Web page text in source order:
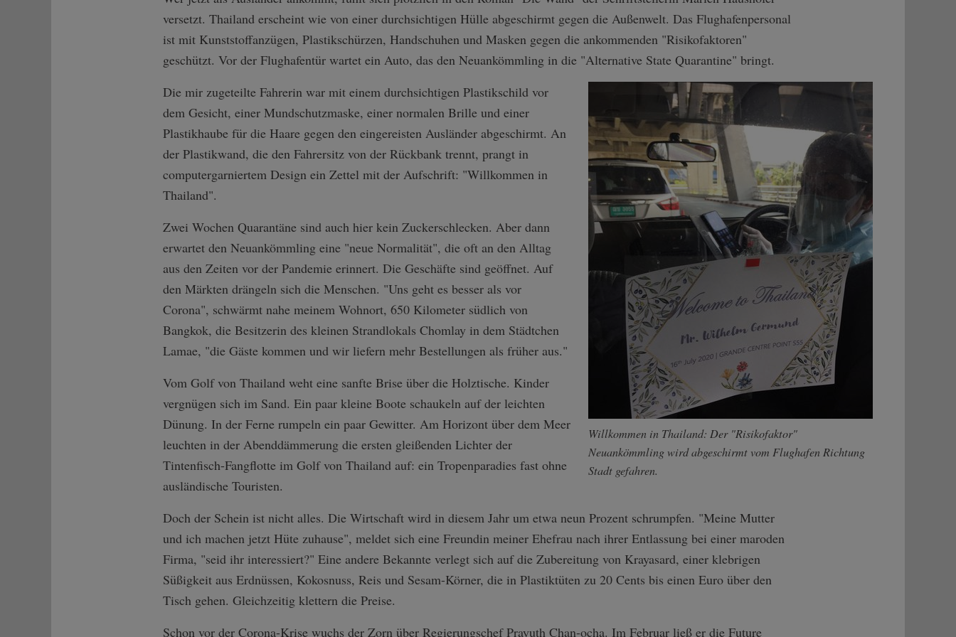
versetzt. Thailand erscheint wie von einer durchsichtigen Hülle abgeschirmt gegen die Außenwelt. Das Flughafenpersonal
ist mit Kunststoffanzügen, Plastikschürzen, Handschuhen und Masken gegen die ankommenden "Risikofaktoren"
geschützt. Vor der Flughafentür wartet ein Auto, das den Neuankömmling in die "Alternative State Quarantine" bringt.
Willkommen in Thailand: Der "Risikofaktor"
Neuankömmling wird abgeschirmt vom Flughafen Richtung
Stadt gefahren.
Die mir zugeteilte Fahrerin war mit einem durchsichtigen Plastikschild vor
dem Gesicht, einer Mundschutzmaske, einer normalen Brille und einer
Plastikhaube für die Haare gegen den eingereisten Ausländer abgeschirmt. An
der Plastikwand, die den Fahrersitz von der Rückbank trennt, prangt in
computergarniertem Design ein Zettel mit der Aufschrift: "Willkommen in
Thailand".
Zwei Wochen Quarantäne sind auch hier kein Zuckerschlecken. Aber dann
erwartet den Neuankömmling eine "neue Normalität", die oft an den Alltag
aus den Zeiten vor der Pandemie erinnert. Die Geschäfte sind geöffnet. Auf
den Märkten drängeln sich die Menschen. "Uns geht es besser als vor
Corona", schwärmt nahe meinem Wohnort, 650 Kilometer südlich von
Bangkok, die Besitzerin des kleinen Strandlokals Chomlay in dem Städtchen
Lamae, "die Gäste kommen und wir liefern mehr Bestellungen als früher aus."
Vom Golf von Thailand weht eine sanfte Brise über die Holztische. Kinder
vergnügen sich im Sand. Ein paar kleine Boote schaukeln auf der leichten
Dünung. In der Ferne rumpeln ein paar Gewitter. Am Horizont über dem Meer
leuchten in der Abenddämmerung die ersten gleißenden Lichter der
Tintenfisch-Fangflotte im Golf von Thailand auf: ein Tropenparadies fast ohne
ausländische Touristen.
Doch der Schein ist nicht alles. Die Wirtschaft wird in diesem Jahr um etwa neun Prozent schrumpfen. "Meine Mutter
und ich machen jetzt Hüte zuhause", meldet sich eine Freundin meiner Ehefrau nach ihrer Entlassung bei einer maroden
Firma, "seid ihr interessiert?" Eine andere Bekannte verlegt sich auf die Zubereitung von Krayasard, einer klebrigen
Süßigkeit aus Erdnüssen, Kokosnuss, Reis und Sesam-Körner, die in Plastiktüten zu 20 Cents bis einen Euro über den
Tisch gehen. Gleichzeitig klettern die Preise.
Schon vor der Corona-Krise wuchs der Zorn über Regierungschef Prayuth Chan-ocha. Im Februar ließ er die Future